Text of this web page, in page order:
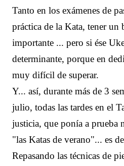
Tanto en los exámenes de
práctica de la Kata, tener un
importante ... pero si ése
determinante, porque en
muy difícil de superar.
Y... así, durante más de 3
julio, todas las tardes en el
justicia, que ponía a prueba
"las Katas de verano"... es
Repasando las técnicas de